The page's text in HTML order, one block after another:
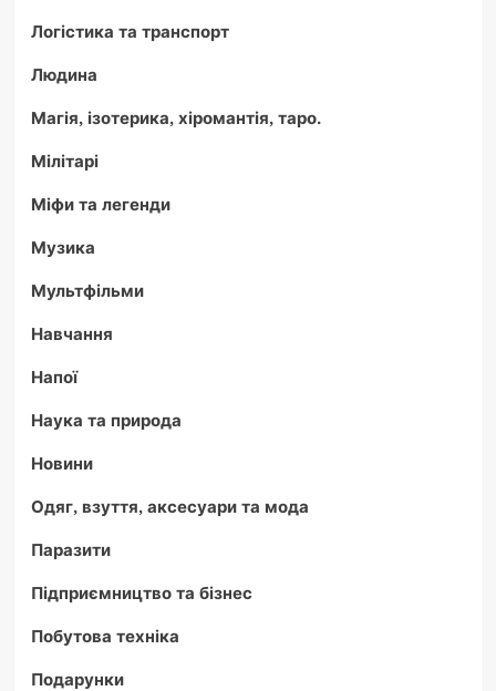
Логістика та транспорт
Людина
Магія, ізотерика, хіромантія, таро.
Мілітарі
Міфи та легенди
Музика
Мультфільми
Навчання
Напої
Наука та природа
Новини
Одяг, взуття, аксесуари та мода
Паразити
Підприємництво та бізнес
Побутова техніка
Подарунки